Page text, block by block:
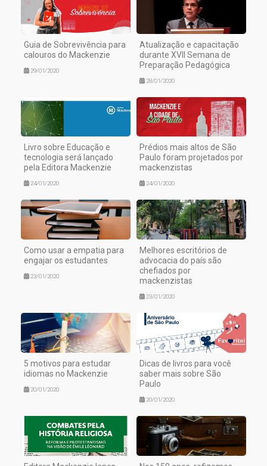
Guia de Sobrevivência para
calouros do Mackenzie
29/01/2020
Atualização e capacitação
durante XVII Semana de
Preparação Pedagógica
28/01/2020
Livro sobre Educação e
tecnologia será lançado
pela Editora Mackenzie
24/01/2020
Prédios mais altos de São
Paulo foram projetados por
mackenzistas
24/01/2020
Como usar a empatia para
engajar os estudantes
23/01/2020
Melhores escritórios de
advocacia do país são
chefiados por
mackenzistas
23/01/2020
5 motivos para estudar
idiomas no Mackenzie
20/01/2020
Dicas de livros para você
saber mais sobre São
Paulo
20/01/2020